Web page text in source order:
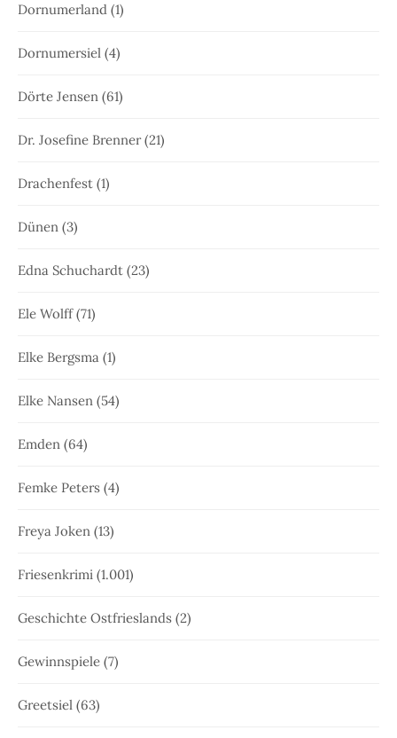
Dornumerland (1)
Dornumersiel (4)
Dörte Jensen (61)
Dr. Josefine Brenner(21)
Drachenfest (1)
Dünen (3)
Edna Schuchardt (23)
Ele Wolff(71)
Elke Bergsma (1)
Elke Nansen (54)
Emden (64)
Femke Peters (4)
Freya Joken (13)
Friesenkrimi (1.001)
Geschichte Ostfrieslands (2)
Gewinnspiele (7)
Greetsiel (63)